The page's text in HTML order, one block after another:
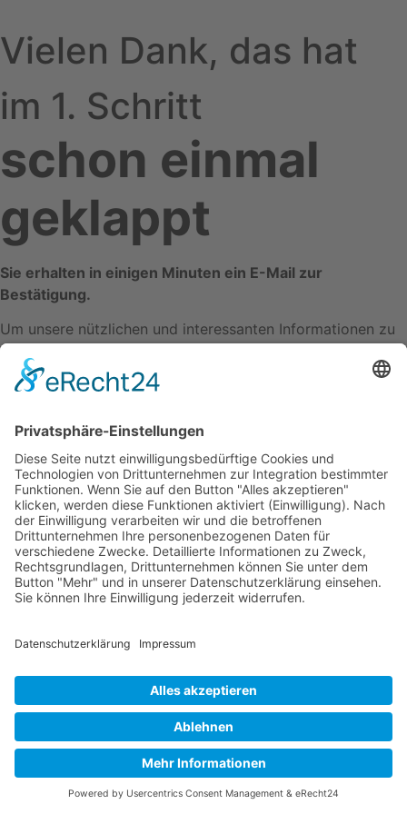
Vielen Dank, das hat
im 1. Schritt
schon einmal
geklappt
Sie erhalten in einigen Minuten ein E-Mail zur
Bestätigung.
Um unsere nützlichen und interessanten Informationen zu
erhalten,
den Bestätigungslink klicken,
abzuschließen
Ihr Bier und Brauhaus Team
Zurück zur Startseite